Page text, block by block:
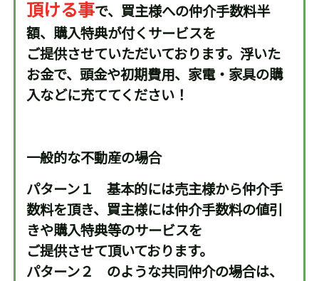
頂ける事で、買主様への仲介手数料半
額、購入特典が付くサービスを
ご提供させていただいております。浮いた
お金で、頭金や初期費用、家電・家具の購
入などに充ててください！
一般的な不動産の場合
パターン１ 基本的には売主様から仲介手
数料を頂き、買主様には仲介手数料の値引
きや購入特典等のサービスを
ご提供させて頂いております。
パターン２ のような共同仲介の場合は、